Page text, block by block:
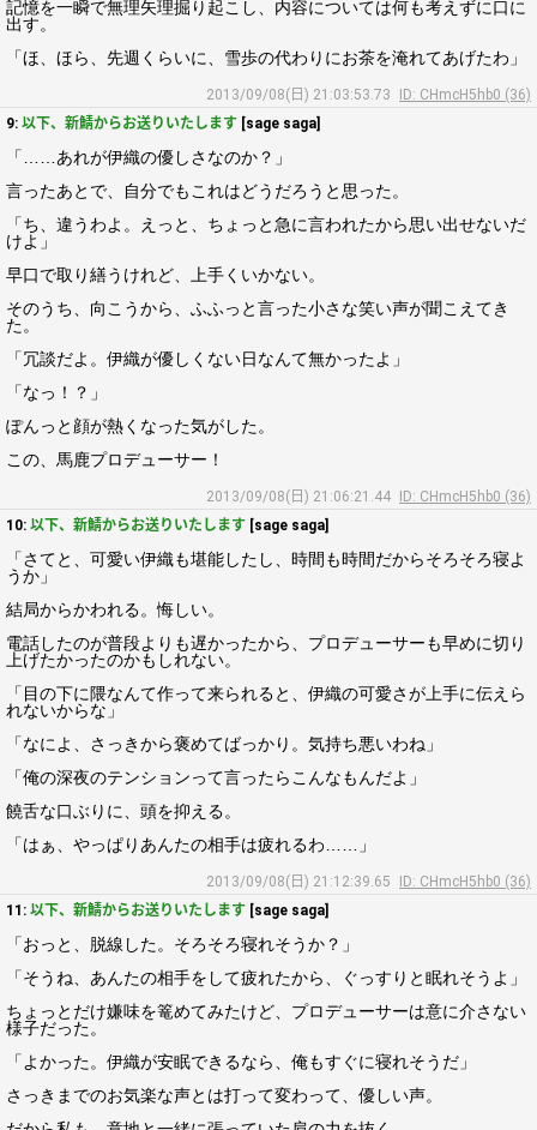
記憶を一瞬で無理矢理掘り起こし、内容については何も考えずに口に
出す。
「ほ、ほら、先週くらいに、雪歩の代わりにお茶を淹れてあげたわ」
2013/09/08(日) 21:03:53.73
ID: CHmcH5hb0 (36)
9: 以下、新鯖からお送りいたします [sage saga]
「……あれが伊織の優しさなのか？」
言ったあとで、自分でもこれはどうだろうと思った。
「ち、違うわよ。えっと、ちょっと急に言われたから思い出せないだ
けよ」
早口で取り繕うけれど、上手くいかない。
そのうち、向こうから、ふふっと言った小さな笑い声が聞こえてき
た。
「冗談だよ。伊織が優しくない日なんて無かったよ」
「なっ！？」
ぽんっと顔が熱くなった気がした。
この、馬鹿プロデューサー！
2013/09/08(日) 21:06:21.44
ID: CHmcH5hb0 (36)
10: 以下、新鯖からお送りいたします [sage saga]
「さてと、可愛い伊織も堪能したし、時間も時間だからそろそろ寝よ
うか」
結局からかわれる。悔しい。
電話したのが普段よりも遅かったから、プロデューサーも早めに切り
上げたかったのかもしれない。
「目の下に隈なんて作って来られると、伊織の可愛さが上手に伝えら
れないからな」
「なによ、さっきから褒めてばっかり。気持ち悪いわね」
「俺の深夜のテンションって言ったらこんなもんだよ」
饒舌な口ぶりに、頭を抑える。
「はぁ、やっぱりあんたの相手は疲れるわ……」
2013/09/08(日) 21:12:39.65
ID: CHmcH5hb0 (36)
11: 以下、新鯖からお送りいたします [sage saga]
「おっと、脱線した。そろそろ寝れそうか？」
「そうね、あんたの相手をして疲れたから、ぐっすりと眠れそうよ」
ちょっとだけ嫌味を篭めてみたけど、プロデューサーは意に介さない
様子だった。
「よかった。伊織が安眠できるなら、俺もすぐに寝れそうだ」
さっきまでのお気楽な声とは打って変わって、優しい声。